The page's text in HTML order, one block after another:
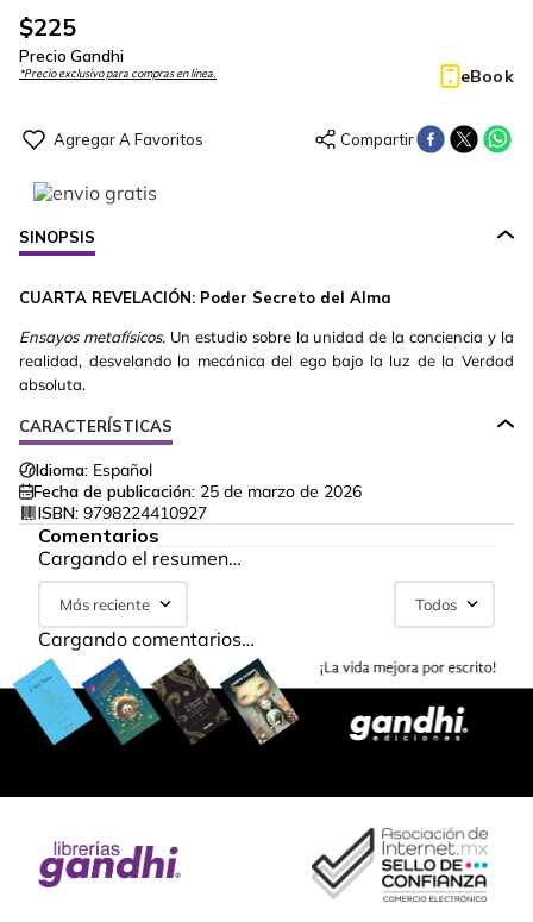
$225
Precio Gandhi
*Precio exclusivo para compras en línea. eBook
SINOPSIS
CUARTA REVELACIÓN: Poder Secreto del Alma
Ensayos metafísicos.Un estudio sobre la unidad de la conciencia y la
realidad, desvelando la mecánica del ego bajo la luz de la Verdad
absoluta.
CARACTERÍSTICAS
Idioma: Español
Fecha de publicación: 25 de marzo de 2026
ISBN: 9798224410927
Comentarios
Cargando el resumen…
Más reciente Todos
Cargando comentarios…